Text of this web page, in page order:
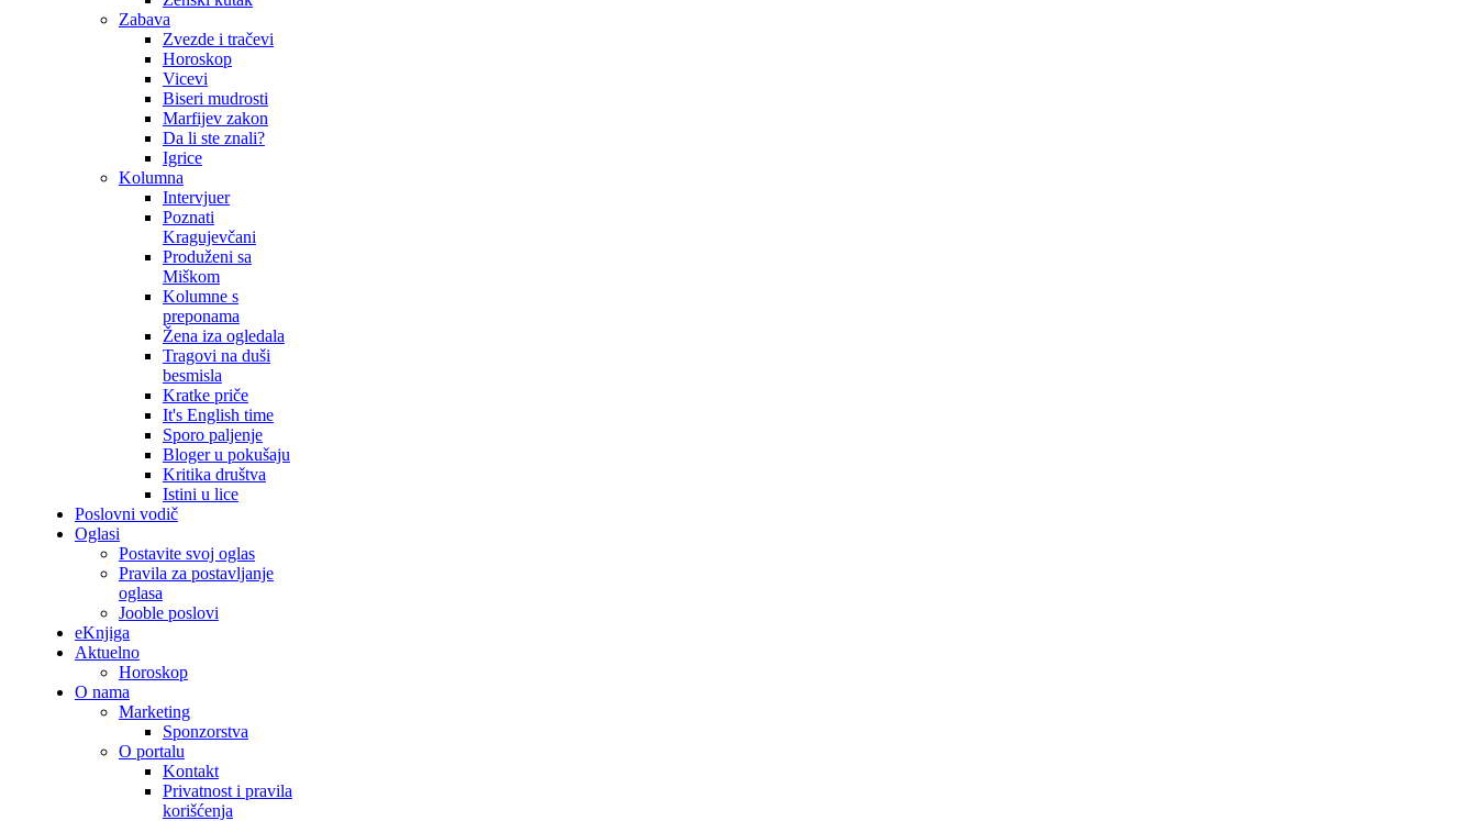
Zabava
Zvezde i tračevi
Horoskop
Vicevi
Biseri mudrosti
Marfijev zakon
Da li ste znali?
Igrice
Kolumna
Intervjuer
Poznati
Kragujevčani
Produženi sa
Miškom
Kolumne s
preponama
Žena iza ogledala
Tragovi na duši
besmisla
Kratke priče
It's English time
Sporo paljenje
Bloger u pokušaju
Kritika društva
Istini u lice
Poslovni vodič
Oglasi
Postavite svoj oglas
Pravila za postavljanje
oglasa
Jooble poslovi
eKnjiga
Aktuelno
Horoskop
O nama
Marketing
Sponzorstva
O portalu
Kontakt
Privatnost i pravila
korišćenja